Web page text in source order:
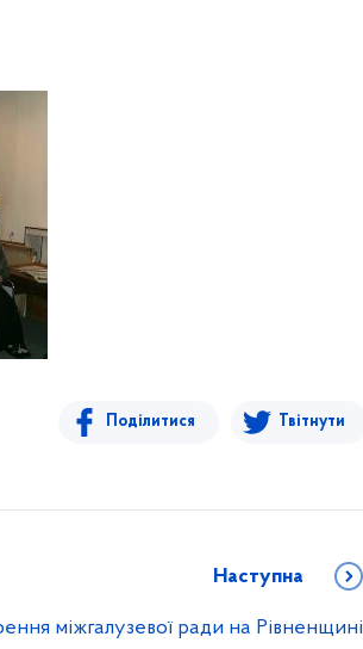
Поділитися Твітнути
Наступна
міжгалузевої ради на Рівненщині